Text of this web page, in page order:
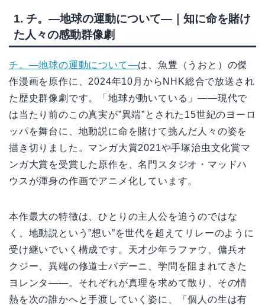
1. チ。―地球の運動について―｜知に命を賭け
た人々の感動群像劇
チ。―地球の運動について―は、魚豊（うおと）の傑
作漫画を原作に、2024年10月からNHK総合で放送され
た歴史群像劇です。「地球が動いている」――現代で
は当たり前のこの真実が”異端”とされた15世紀のヨーロ
ッパを舞台に、地動説に命を賭けて挑んだ人々の姿を
描き切りました。マンガ大賞2021や手塚治虫文化賞マ
ンガ大賞を受賞した原作を、名門スタジオ・マッドハ
ウスが渾身の作画でアニメ化しています。
本作最大の特徴は、ひとりの主人公を追うのではな
く、地動説という”想い”を世代を超えてリレーのように
受け継いでいく構成です。天才少年ラファウ、傭兵オ
クジー、異端の修道士バデーニ、学問を阻まれてきた
ヨレンタ――。それぞれが真理を求めて散り、その情
熱を次の誰かへと手渡していく姿に、「個人の生は有